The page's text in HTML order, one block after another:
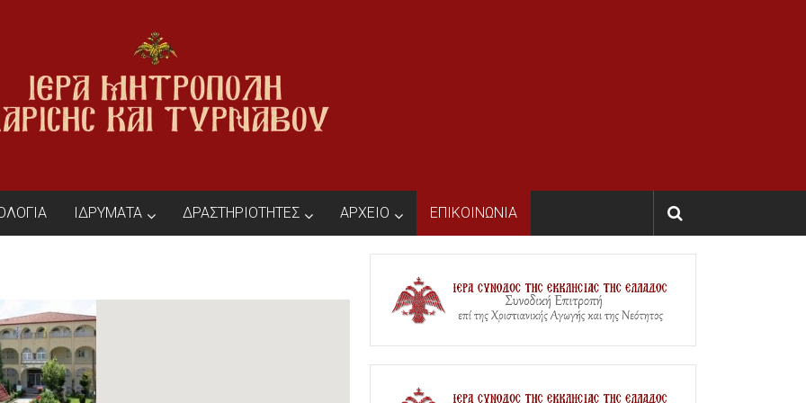
ΙΔΡΥΜΑΤΑ ΔΡΑΣΤΗΡΙΟΤΗΤΕΣ ΑΡΧΕΙΟ ΕΠΙΚΟΙΝΩΝΙΑ